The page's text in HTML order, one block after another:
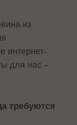
из
интернет-
для нас –
требуются